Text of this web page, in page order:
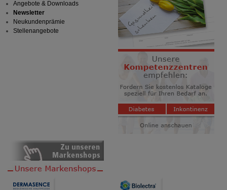
Angebote & Downloads
Newsletter
Neukundenprämie
Stellenangebote